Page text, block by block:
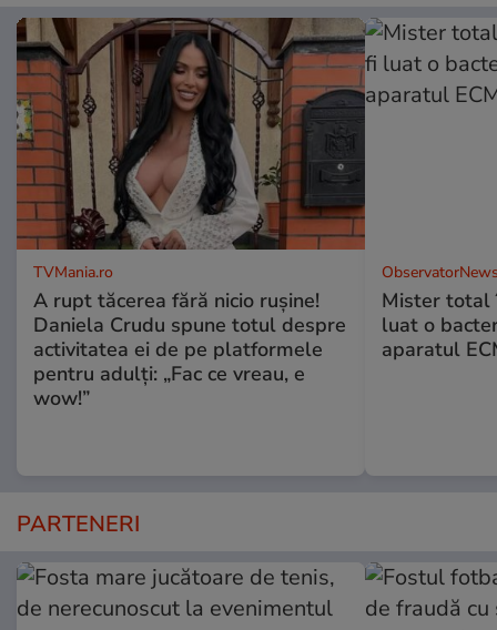
TVMania.ro
A rupt tăcerea fără nicio rușine!
Daniela Crudu spune totul despre
activitatea ei de pe platformele
pentru adulți: „Fac ce vreau, e
wow!”
Mister total
luat o
aparatul
PARTENERI